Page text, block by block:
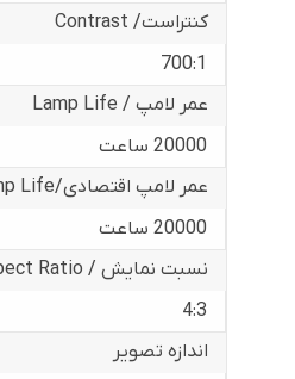
کنتراست/ Contrast
700:1
عمر لامپ / Lamp Life
20000 ساعت
عمر لامپ اقتصادی/Eco Lamp Life
20000 ساعت
نسبت نمایش / Aspect Ratio
4:3
اندازه تصویر